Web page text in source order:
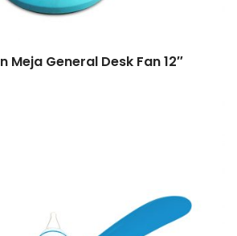
Meja General Desk Fan 12″